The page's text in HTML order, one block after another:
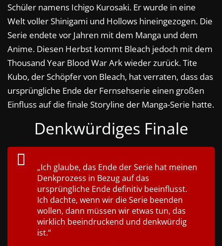
Schüler namens Ichigo Kurosaki. Er wurde in eine
Welt voller Shinigami und Hollows hineingezogen. Die
Serie endete vor Jahren mit dem Manga und dem
Anime. Diesen Herbst kommt Bleach jedoch mit dem
Thousand Year Blood War Ark wieder zurück. Tite
Kubo, der Schöpfer von Bleach, hat verraten, dass das
ursprüngliche Ende der Fernsehserie einen großen
Einfluss auf die finale Storyline der Manga-Serie hatte.
Denkwürdiges Finale
„Ich glaube, das Ende der Serie hat meinen
Denkprozess in Bezug auf das
ursprüngliche Ende definitiv beeinflusst.
Ich dachte, wenn wir die Serie beenden
wollen, dann müssen wir etwas tun, das
wirklich beeindruckend und denkwürdig
ist.“